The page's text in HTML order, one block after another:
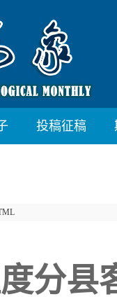
投稿征稿
分县